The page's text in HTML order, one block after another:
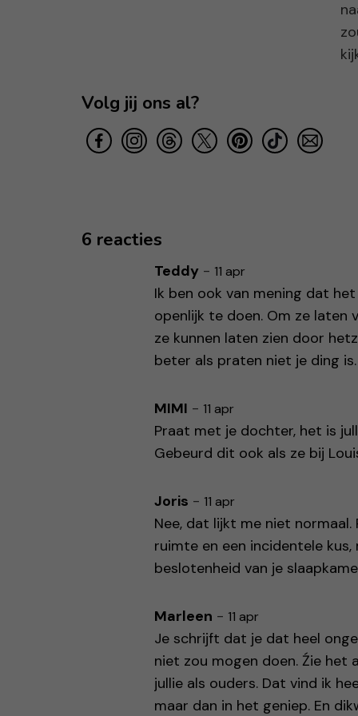
Volg jij ons al?
6 reacties
Teddy - 11 apr
Ik ben ook van mening dat
openlijk te doen. Om ze laten
ze kunnen laten zien door
beter als praten niet je ding is.
MIMI - 11 apr
Praat met je dochter, het is
Gebeurd dit ook als ze bij
Joris - 11 apr
Nee, dat lijkt me niet
ruimte en een incidentele
beslotenheid van je
Marleen - 11 apr
Je schrijft dat je dat heel
niet zou mogen doen. Źie het
jullie als ouders. Dat vind ik
maar dan in het geniep. En